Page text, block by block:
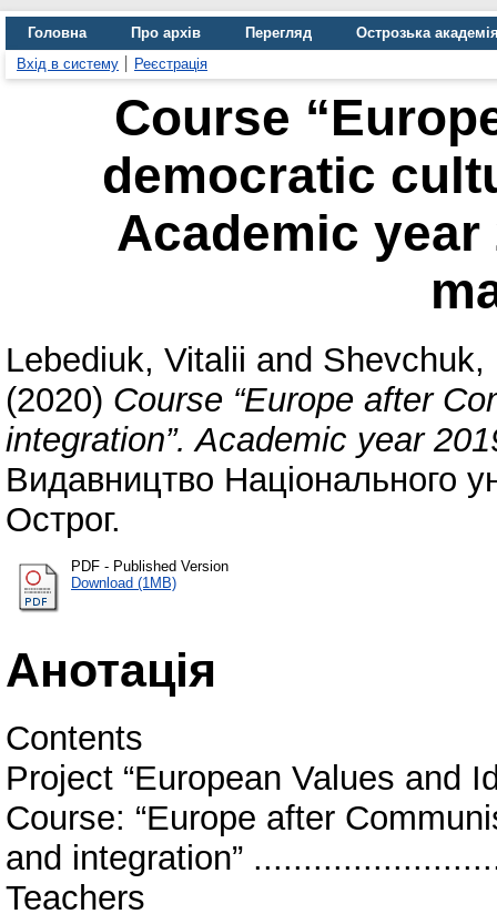
Головна Про архів Перегляд
Острозька
Вхід в систему
Реєстрація
Course
democratic
Academic year
Lebediuk, Vitalii and Shevchuk,
(2020) Course “Europe after
integration”. Academic year
Видавництво Національного
Острог.
PDF - Published Version
Download (1MB)
Анотація
Contents
Project “European Values and
Course: “Europe after
and integration”
Teachers